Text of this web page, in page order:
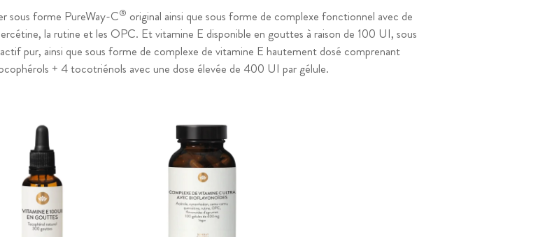
sous forme PureWay-C® original ainsi que sous forme de complexe fonctionnel avec de
la rutine et les OPC. Et vitamine E disponible en gouttes à raison de 100 UI, sous
pur, ainsi que sous forme de complexe de vitamine E hautement dosé comprenant
+ 4 tocotriénols avec une dose élevée de 400 UI par gélule.